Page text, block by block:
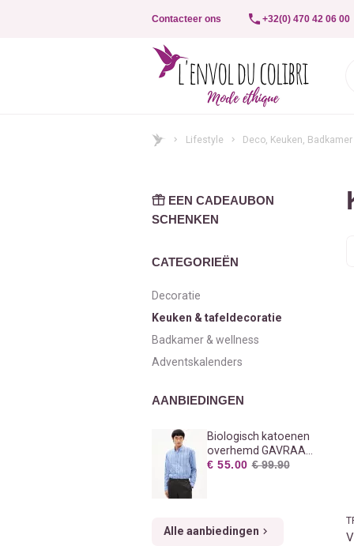
Contacteer ons +32(0) 470 42 06 00
Lifestyle Deco, Keuken, Badkamer
EEN CADEAUBON
SCHENKEN
CATEGORIEËN
Decoratie
Keuken & tafeldecoratie
Badkamer & wellness
Adventskalenders
AANBIEDINGEN
Biologisch katoenen
overhemd GAVRAA
STRIPES
€ 55.00€ 99.90
Alle aanbiedingen